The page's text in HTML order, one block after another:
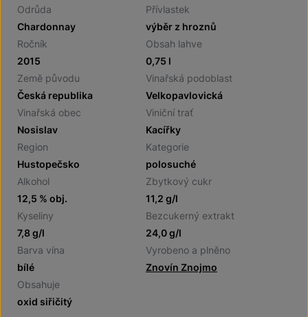
Odrůda
Chardonnay
Přívlastek
výběr z hroznů
Ročník
2015
Obsah lahve
0,75 l
Země původu
Česká republika
Vinařská podoblast
Velkopavlovická
Vinařská obec
Nosislav
Viniční trať
Kacířky
Region
Hustopečsko
Kategorie
polosuché
Alkohol
12,5 % obj.
Zbytkový cukr
11,2 g/l
Kyseliny
7,8 g/l
Bezcukerný extrakt
24,0 g/l
Barva vína
bílé
Vyrobeno a plněno
Znovín Znojmo
Obsahuje
oxid siřičitý